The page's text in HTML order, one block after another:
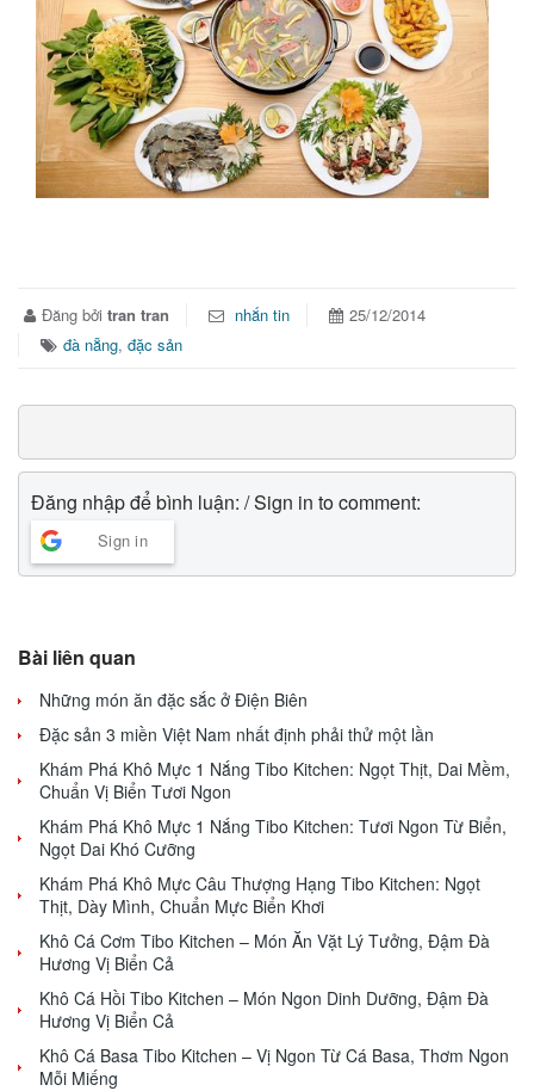
Đăng bởi tran tran nhắn tin
25/12/2014
đà nẵng, đặc sản
Đăng nhập để bình luận: / Sign in to comment:
Sign in
Bài liên quan
Những món ăn đặc sắc ở Điện Biên
Đặc sản 3 miền Việt Nam nhất định phải thử một lần
Khám Phá Khô Mực 1 Nắng Tibo Kitchen: Ngọt Thịt, Dai Mềm,
Chuẩn Vị Biển Tươi Ngon
Khám Phá Khô Mực 1 Nắng Tibo Kitchen: Tươi Ngon Từ Biển,
Ngọt Dai Khó Cưỡng
Khám Phá Khô Mực Câu Thượng Hạng Tibo Kitchen: Ngọt
Thịt, Dày Mình, Chuẩn Mực Biển Khơi
Khô Cá Cơm Tibo Kitchen – Món Ăn Vặt Lý Tưởng, Đậm Đà
Hương Vị Biển Cả
Khô Cá Hồi Tibo Kitchen – Món Ngon Dinh Dưỡng, Đậm Đà
Hương Vị Biển Cả
Khô Cá Basa Tibo Kitchen – Vị Ngon Từ Cá Basa, Thơm Ngon
Mỗi Miếng